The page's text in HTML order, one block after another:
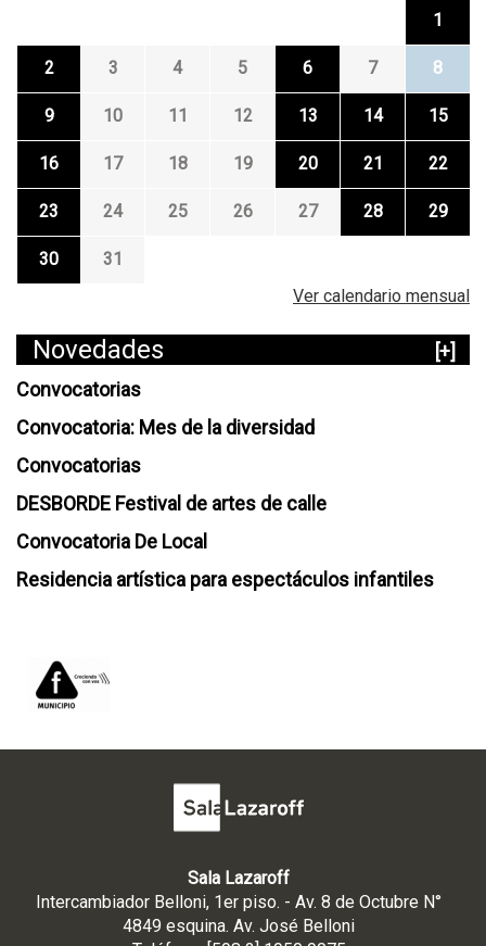
1
2 3 4 5 6 7 8
9 10 11 12 13 14 15
16 17 18 19 20 21 22
23 24 25 26 27 28 29
30
31
Ver calendario mensual
Novedades
[+]
Convocatorias
Convocatoria: Mes de la diversidad
Convocatorias
DESBORDE Festival de artes de calle
Convocatoria De Local
Residencia artística para espectáculos infantiles
Sala Lazaroff
Intercambiador Belloni, 1er piso. - Av. 8 de Octubre N°
4849 esquina. Av. José Belloni